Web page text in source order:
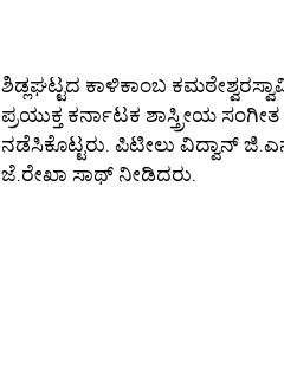
ಶಿಡ್ಲಘಟ್ಟದ ಕಾಳಿಕಾಂಬ
ಪ್ರಯುಕ್ತ ಕರ್ನಾಟಕ ಶಾಸ್ತ್ರೀಯ
ನಡೆಸಿಕೊಟ್ಟರು. ಪಿಟೀಲು ವಿದ್ವಾನ್
ಜೆ.ರೇಖಾ ಸಾಥ್ ನೀಡಿದರು.